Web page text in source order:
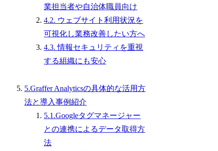
業担当者や自治体職員向け
4.2. ウェブサイト利用状況を
可視化し業務改善したい方へ
4.3. 情報セキュリティを重視
する組織にも安心
5.Graffer Analyticsの具体的な活用方
法と導入事例紹介
5.1.Googleタグマネージャー
との連携によるデータ取得方
法